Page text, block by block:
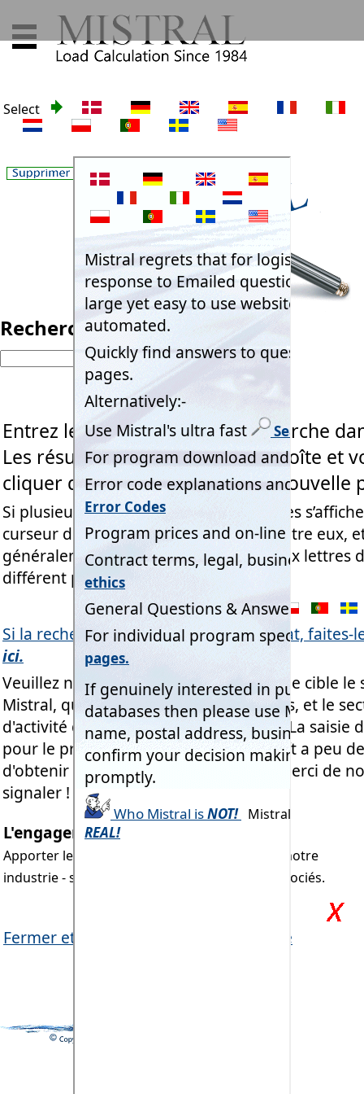
Select
Recherche:
Entrez le(s) mot(s) clé(s) de recherche
Les résultats s’affichent sous la boîte et
cliquer dessus pour ouvrir une nouvelle
Si plusieurs résultats de texte identiques
curseur de votre souris sur chacun d’entre eux,
généralement un suffixe de code à deux lettres
différent peut affiner votre recherche.
Si la recherche ne trouve pas de résultat, faites-
ici.
Veuillez noter que cet outil de recherche cible le
Mistral, qui compte plus de 5 500 pages, et le
d'activité que Mistral s'engage à servir. La saisie
pour le prochain concert de Taylor Swift a peu
d'obtenir des résultats. Si c'est le cas, merci de
signaler !
L'engagement de Mistral:
Apporter les avantages de l'informatisation à notre
industrie - sans problèmes historiquement associés.
Fermer et revenir à la page précédente